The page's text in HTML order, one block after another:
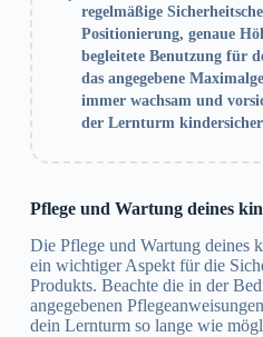
regelmäßige
Positionierung, genaue
begleitete Benutzung für
das angegebene
immer wachsam und
der Lernturm
Pflege und Wartung deines
Die Pflege und Wartung deines
ein wichtiger Aspekt für die
Produkts. Beachte die in der
angegebenen
dein Lernturm so lange wie